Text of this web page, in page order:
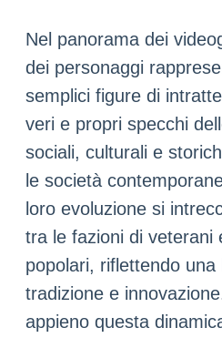
Nel panorama dei
dei personaggi
semplici figure di
veri e propri specchi
sociali, culturali e
le società
loro evoluzione si
tra le fazioni di veterani
popolari, riflettendo
tradizione e
appieno questa